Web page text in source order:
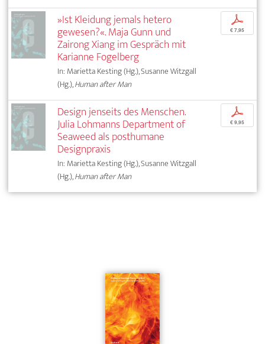
»Ist Kleidung jemals hetero
gewesen?«. Maja Gunn und
Zairong Xiang im Gespräch mit
Karianne Fogelberg
In: Marietta Kesting (Hg.), Susanne Witzgall
(Hg.),Human after Man
p
€ 7,95
Design jenseits des Menschen.
Julia Lohmanns Department of
Seaweed als posthumane
Designpraxis
In: Marietta Kesting (Hg.), Susanne Witzgall
(Hg.),Human after Man
p
€ 9,95